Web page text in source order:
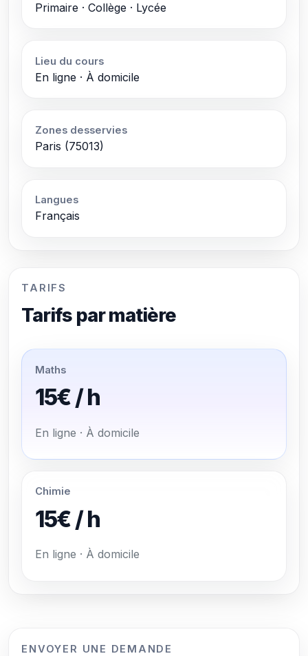
Primaire · Collège · Lycée
Lieu du cours
En ligne · À domicile
Zones desservies
Paris (75013)
Langues
Français
TARIFS
Tarifs par matière
Maths
15€ / h
En ligne · À domicile
Chimie
15€ / h
En ligne · À domicile
ENVOYER UNE DEMANDE